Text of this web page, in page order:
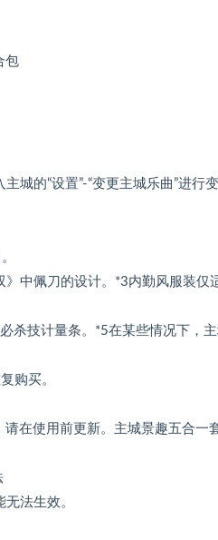
包
城的“设置”-“变更主城乐曲”进行变
中佩刀的设计。*3内勤风服装仅
杀技计量条。*5在某些情况下，
购买。
在使用前更新。主城景趣五合一
法生效。